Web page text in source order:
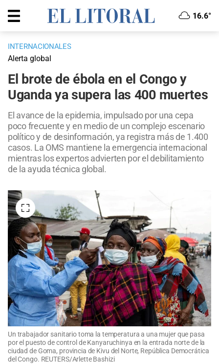
16.6°
INTERNACIONALES
Alerta global
El brote de ébola en el Congo y
Uganda ya supera las 400 muertes
El avance de la epidemia, impulsado por una cepa
poco frecuente y en medio de un complejo escenario
político y de desinformación, ya registra más de 1.400
casos. La OMS mantiene la emergencia internacional
mientras los expertos advierten por el debilitamiento
de la ayuda técnica global.
Un trabajador sanitario toma la temperatura a una mujer que pasa
por el puesto de control de Kanyaruchinya en la entrada norte de la
ciudad de Goma, provincia de Kivu del Norte, República Democrática
del Congo. REUTERS/Arlette Bashizi